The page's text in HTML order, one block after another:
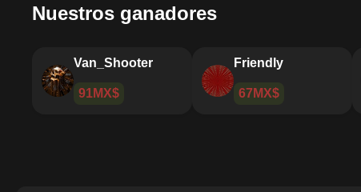
Nuestros ganadores
Wandmaker
288MX$
Van_Shooter
91MX$